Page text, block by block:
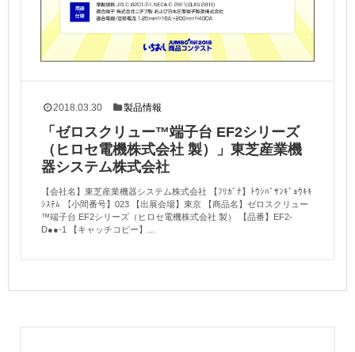
2018.03.30 製品情報
「ゼロスクリュー™端子台 EF2シリーズ
（ヒロセ電機株式会社 製）」東芝産業機
器システム株式会社
【会社名】東芝産業機器システム株式会社 【ﾌﾘｶﾞﾅ】ﾄｳｼﾊﾞｻﾝｷﾞｮｳｷｷ
ｼｽﾃﾑ 【小間番号】023 【出展会場】東京 【商品名】ゼロスクリュー
™端子台 EF2シリーズ（ヒロセ電機株式会社 製） 【品番】EF2-
D●●-1 【キャッチコピー】...